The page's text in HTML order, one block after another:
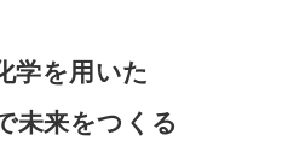
学を用いた
未来をつくる